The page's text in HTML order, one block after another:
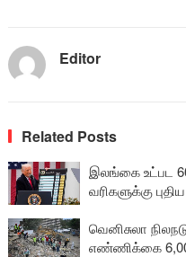
Editor
Related Posts
இலங்கை உட்பட
வரிகளுக்கு
வெனிசுலா
எண்ணிக்கை